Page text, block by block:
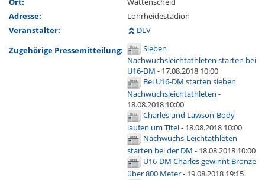
Adresse:
Lohrheidestadion
Veranstalter:
DLV
Zugehörige Pressemitteilung:
Sieben
Nachwuchsleichtathleten starten bei
U16-DM - 17.08.2018 10:00
Bei U16-DM starten sieben
Nachwuchsleichtathleten -
18.08.2018 10:00
Charles und Lawson-Body
laufen um Titel- 18.08.2018 10:00
Nachwuchs-Leichtathleten
starten bei der DM - 18.08.2018 10:00
U16-DM Charles gewinnt Bronze
über 800 Meter- 19.08.2018 19:15